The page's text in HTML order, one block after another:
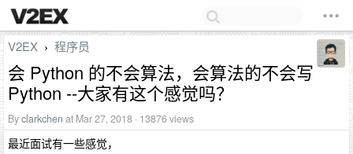
V2EX › 程序员
会 Python 的不会算法，会算法的不会写
Python --大家有这个感觉吗？
Byclarkchen at Mar 27, 2018 · 13876 views
最近面试有一些感觉，